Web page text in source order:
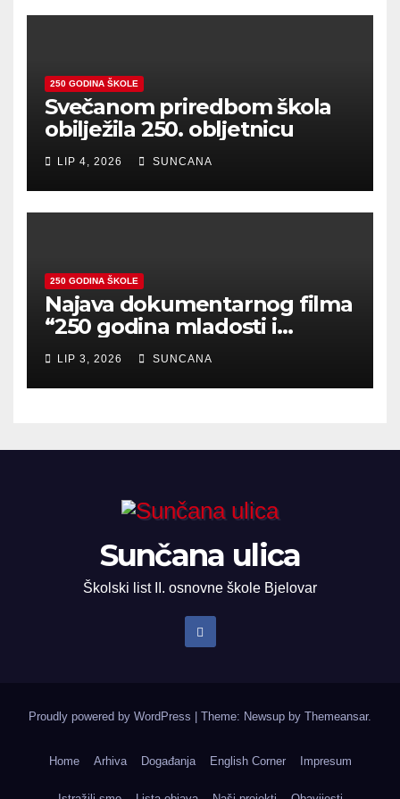
250 GODINA ŠKOLE
Svečanom priredbom škola
obilježila 250. obljetnicu
LIP 4, 2026 SUNCANA
250 GODINA ŠKOLE
Najava dokumentarnog filma
“250 godina mladosti i
zajedništva”
LIP 3, 2026 SUNCANA
Sunčana ulica
Školski list II. osnovne škole Bjelovar
Proudly powered by WordPress Theme: Newsup by Themeansar.
Home Arhiva Događanja English Corner Impresum